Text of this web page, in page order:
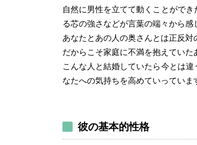
自然に男性を立てて動くことがで
る芯の強さなどが言葉の端々から
あなたとあの人の奥さんとは正反対
だからこそ家庭に不満を抱えていた
こんな人と結婚していたら今とは
なたへの気持ちを高めていっていま
彼の基本的性格